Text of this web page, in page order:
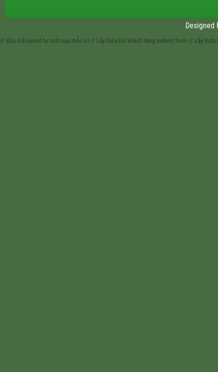
Designed
// Xóa mã userid tự sinh sau mỗi url // Lấy Data khi khách hàng submit form // Lấy Data